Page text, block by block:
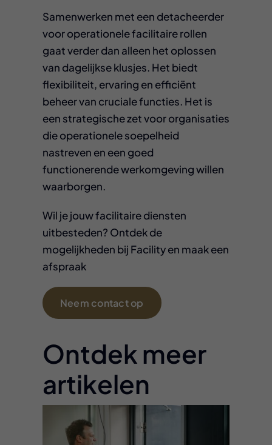
Samenwerken met een detacheerder
voor operationele facilitaire rollen
gaat verder dan alleen het oplossen
van dagelijkse klusjes. Het biedt
flexibiliteit, ervaring en efficiënt
beheer van cruciale functies. Het is
een strategische zet voor organisaties
die operationele soepelheid
nastreven en een goed
functionerende werkomgeving willen
waarborgen.
Wil je jouw facilitaire diensten
uitbesteden? Ontdek de
mogelijkheden bij Facility en maak een
afspraak
Neem contact op
Ontdek meer
artikelen